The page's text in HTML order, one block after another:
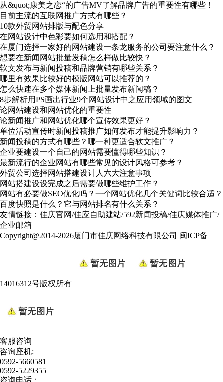
从&quot;康美之恋“的广告MV了解品牌广告的重要性有哪些！
目前主流的互联网推广方式有哪些？
10款外贸网站排版与配色分享
在网站设计中色彩要如何选用和搭配？
在厦门选择一家好的网站建设一条龙服务的公司要注意什么？
想要在新闻网站批量发稿怎么样做比较快？
软文发布与新闻投稿和品牌营销有哪些关系？
哪里有效果比较好的模版网站可以推荐的？
怎么快速在多个媒体新闻上批量发布新闻稿？
8步解析用PS画出行业9个网站设计中之应用领域的图文
论网站建设和网站优化的重要性
论新闻推广和网站优化哪个宣传效果更好？
单位活动宣传时新闻投稿推广如何发布才能提升影响力？
新闻投稿的方式有哪些？哪一种更适合软文推广？
企业要建设一个自己的网站需要懂得哪些知识？
最新流行的企业网站有哪些常见的设计风格可参考？
外贸公司选择网站搭建设计人六大注意事项
网站搭建设设完成之后需要做哪些维护工作？
网站有必要做SEO优化吗？一个网站优化几个关健词比较合适？
百度快照是什么？它与网站排名有什么关系？
友情链接： 佳庆官网/佳应自助建站/592新闻投稿/佳庆媒体推广/
企业邮箱
Copyright@2014-2026厦门市佳庆网络科技有限公司 闽ICP备
14016312号版权所有
客服咨询
咨询座机:
0592-5660581
0592-5229355
咨询电话：